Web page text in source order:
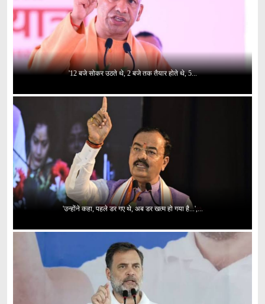
'12 बजे सोकर उठते थे, 2 बजे तक तैयार होते थे, 5...
'उन्होंने कहा, पहले डर गए थे, अब डर खत्म हो गया है...',...